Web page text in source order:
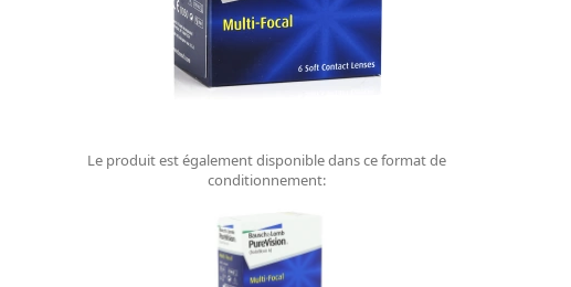
Le produit est également disponible dans ce format de
conditionnement: